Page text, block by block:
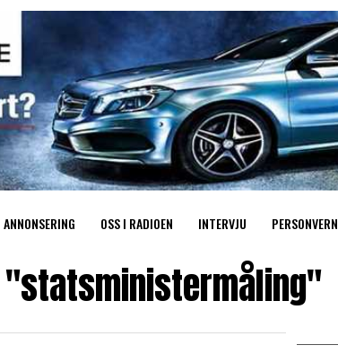
ANNONSERING OSS I RADIOEN INTERVJU PERSONVERN